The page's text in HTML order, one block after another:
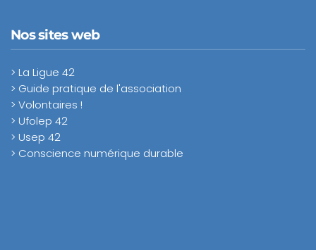
Nos sites web
> La Ligue 42
> Guide pratique de l'association
> Volontaires !
> Ufolep 42
> Usep 42
> Conscience numérique durable